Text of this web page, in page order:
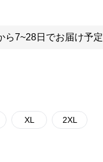
ら7~28日でお届け予定
XL 2XL